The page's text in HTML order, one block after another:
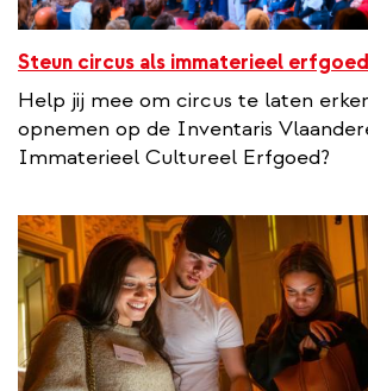
Steun circus als immaterieel erfgoed
Help jij mee om circus te laten
opnemen op de Inventaris
Immaterieel Cultureel Erfgoed?